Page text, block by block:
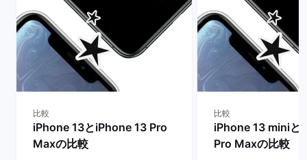
比較
iPhone 13とiPhone 13 Pro
Maxの比較
比較
iPhone 13 miniと
Pro Maxの比較